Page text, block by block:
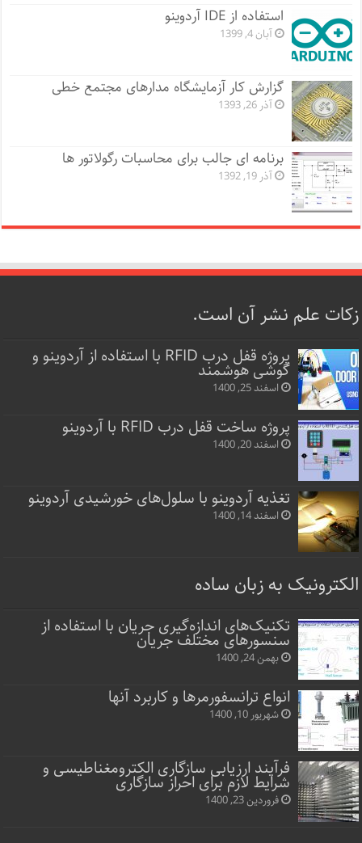
استفاده از IDE آردوینو
آبان 4, 1399
گزارش کار آزمایشگاه مدارهای مجتمع خطی
آذر 26, 1393
برنامه ای جالب برای محاسبات رگولاتور ها
آذر 19, 1392
زکات علم نشر آن است.
پروژه قفل‌ درب RFID با استفاده از آردوینو و
گوشی هوشمند
اسفند 25, 1400
پروژه ساخت قفل‌ درب RFID با آردوینو
اسفند 20, 1400
تغذیه آردوینو با سلول‌های خورشیدی آردوینو
اسفند 14, 1400
الکترونیک به زبان ساده
تکنیک‌های اندازه‌گیری جریان با استفاده از
سنسورهای مختلف جریان
بهمن 24, 1400
انواع ترانسفورمرها و کاربرد آنها
شهریور 10, 1400
فرآیند ارزیابی سازگاری الکترومغناطیسی و
شرایط لازم برای احراز سازگاری
فروردین 23, 1400